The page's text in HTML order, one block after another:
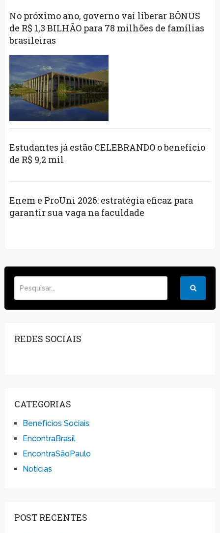
No próximo ano, governo vai liberar BÔNUS
de R$ 1,3 BILHÃO para 78 milhões de famílias
brasileiras
Estudantes já estão CELEBRANDO o benefício
de R$ 9,2 mil
Enem e ProUni 2026: estratégia eficaz para
garantir sua vaga na faculdade
REDES SOCIAIS
CATEGORIAS
Benefícios Sociais
EncontraBrasil
EncontraSãoPaulo
Notícias
POST RECENTES